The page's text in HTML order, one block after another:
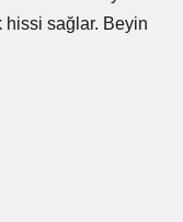
hissi sağlar. Beyin